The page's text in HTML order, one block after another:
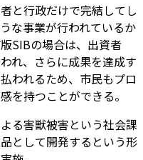
と行政だけで完結してし
な事業が行われているか
SIBの場合は、出資者
れ、さらに成果を達成す
われるため、市民もプロ
を持つことができる。
る害獣被害という社会課
として開発するという形